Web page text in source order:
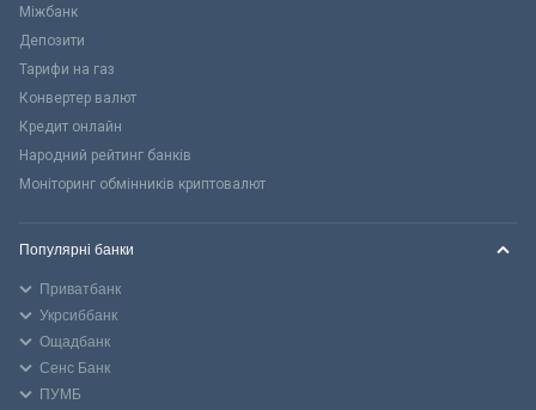
Міжбанк
Депозити
Тарифи на газ
Конвертер валют
Кредит онлайн
Народний рейтинг банків
Моніторинг обмінників криптовалют
Популярні банки
Приватбанк
Укрсиббанк
Ощадбанк
Сенс Банк
ПУМБ